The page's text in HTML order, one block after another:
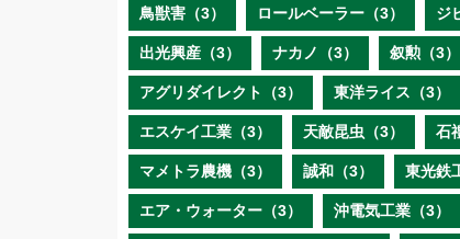
鳥獣害（3） ロールベーラー（3） ジ
出光興産（3） ナカノ（3） 叙勲（3）
アグリダイレクト（3） 東洋ライス（3）
エスケイ工業（3） 天敵昆虫（3） 石
マメトラ農機（3） 誠和（3） 東光鉄
エア・ウォーター（3） 沖電気工業（3）